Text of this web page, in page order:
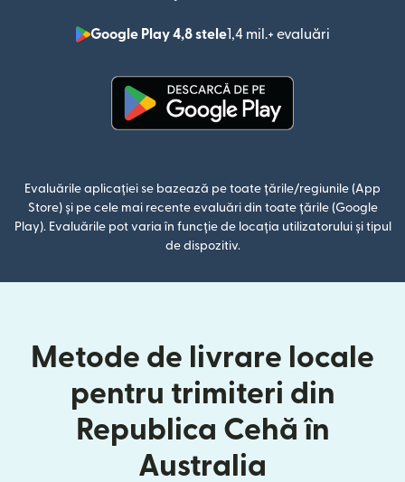
Google Play 4,8 stele1,4 mil.+ evaluări
(se
Evaluările aplicației se bazează pe toate țările/regiunile (App
Store) și pe cele mai recente evaluări din toate țările (Google
Play). Evaluările pot varia în funcție de locația utilizatorului și tipul
de dispozitiv.
Metode de livrare locale
pentru trimiteri din
Republica Cehă în
Australia